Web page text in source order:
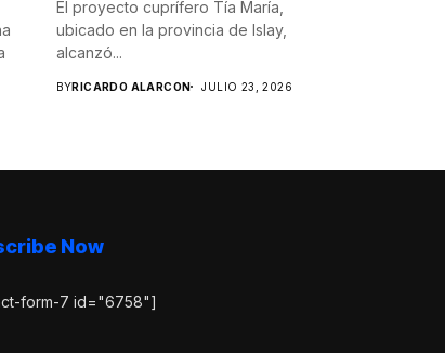
El proyecto cuprífero Tía María,
ubicado en la provincia de Islay,
alcanzó...
BYRICARDO ALARCON JULIO 23, 2026
Now
form-7 id="6758"]